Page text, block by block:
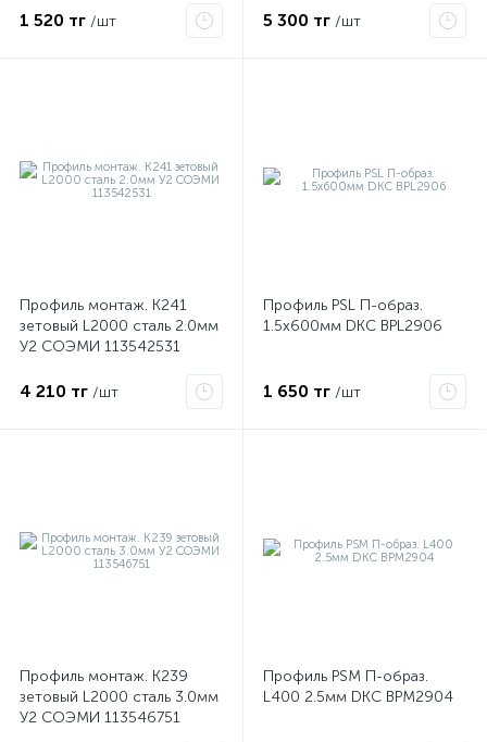
1 520 тг /шт 5 300 тг /шт
Профиль монтаж. К241
зетовый L2000 сталь 2.0мм
У2 СОЭМИ 113542531
4 210 тг /шт
Профиль PSL П-образ.
1.5х600мм DKC BPL2906
1 650 тг /шт
Профиль монтаж. К239
зетовый L2000 сталь 3.0мм
У2 СОЭМИ 113546751
Профиль PSM П-образ.
L400 2.5мм DKC BPM2904